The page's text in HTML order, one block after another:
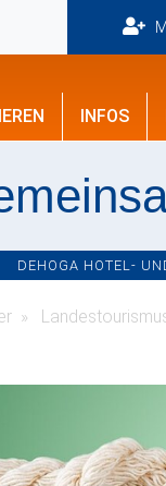
INFOS
DEHOGA HOTEL-